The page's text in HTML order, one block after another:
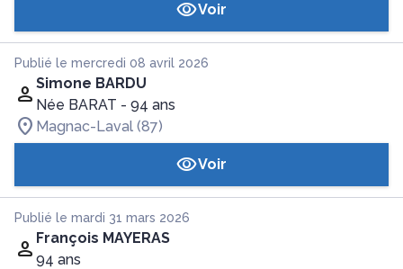
Voir
Publié le mercredi 08 avril 2026
Simone BARDU
Née BARAT - 94 ans
Magnac-Laval (87)
Voir
Publié le mardi 31 mars 2026
François MAYERAS
94 ans